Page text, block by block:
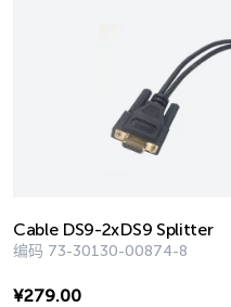
Cable DS9-2xDS9 Splitter
编码 73-30130-00874-8
¥279.00